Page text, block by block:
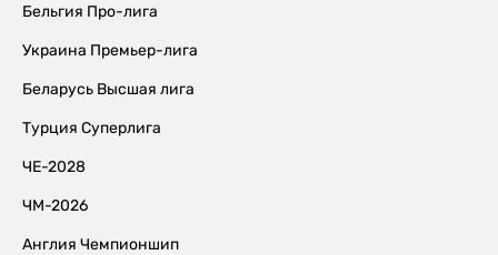
Бельгия Про-лига
Украина Премьер-лига
Беларусь Высшая лига
Турция Суперлига
ЧЕ-2028
ЧМ-2026
Англия Чемпионшип